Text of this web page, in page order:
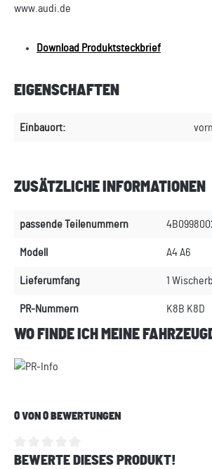
www.audi.de
Download Produktsteckbrief
EIGENSCHAFTEN
Einbauort:
ZUSÄTZLICHE INFORMATIONEN
passende Teilenummern
Modell A4 A6
Lieferumfang 1
PR-Nummern K8B K8D
WO FINDE ICH MEINE
0 VON 0 BEWERTUNGEN
Durchschnittliche Bewertung von 0 von 5
BEWERTE DIESES PRODUKT!